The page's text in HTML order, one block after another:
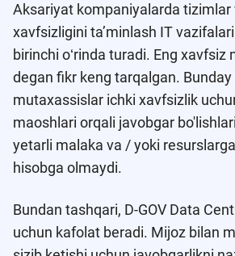
Aksariyat kompaniyalarda tizimlar
xavfsizligini taʼminlash IT
birinchi oʻrinda turadi. Eng xavfsiz
degan fikr keng tarqalgan. Bunday
mutaxassislar ichki xavfsizlik
maoshlari orqali javobgar
yetarli malaka va / yoki
hisobga olmaydi.
Bundan tashqari, D-GOV Data
uchun kafolat beradi. Mijoz bilan